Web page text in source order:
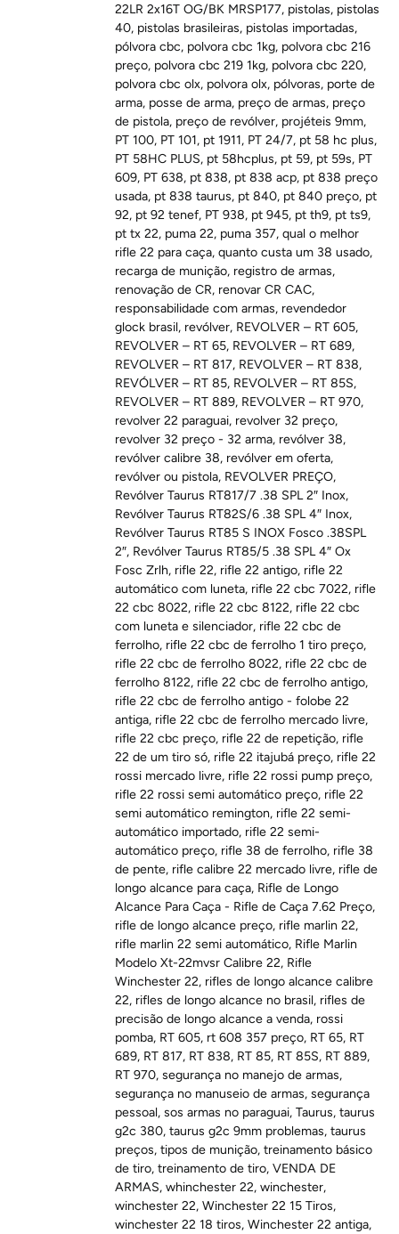
22LR 2x16T OG/BK MRSP177, pistolas, pistolas
40, pistolas brasileiras, pistolas importadas,
pólvora cbc, polvora cbc 1kg, polvora cbc 216
preço, polvora cbc 219 1kg, polvora cbc 220,
polvora cbc olx, polvora olx, pólvoras, porte de
arma, posse de arma, preço de armas, preço
de pistola, preço de revólver, projéteis 9mm,
PT 100, PT 101, pt 1911, PT 24/7, pt 58 hc plus,
PT 58HC PLUS, pt 58hcplus, pt 59, pt 59s, PT
609, PT 638, pt 838, pt 838 acp, pt 838 preço
usada, pt 838 taurus, pt 840, pt 840 preço, pt
92, pt 92 tenef, PT 938, pt 945, pt th9, pt ts9,
pt tx 22, puma 22, puma 357,qual o melhor
rifle 22 para caça,quanto custa um 38 usado,
recarga de munição, registro de armas,
renovação de CR, renovar CR CAC,
responsabilidade com armas, revendedor
glock brasil, revólver, REVOLVER – RT 605,
REVOLVER – RT 65, REVOLVER – RT 689,
REVOLVER – RT 817, REVOLVER – RT 838,
REVÓLVER – RT 85, REVOLVER – RT 85S,
REVOLVER – RT 889, REVOLVER – RT 970,
revolver 22 paraguai, revolver 32 preço,
revolver 32 preço - 32 arma, revólver 38,
revólver calibre 38, revólver em oferta,
revólver ou pistola, REVOLVER PREÇO,
Revólver Taurus RT817/7 .38 SPL 2″ Inox,
Revólver Taurus RT82S/6 .38 SPL 4″ Inox,
Revólver Taurus RT85 S INOX Fosco .38SPL
2″, Revólver Taurus RT85/5 .38 SPL 4″ Ox
Fosc Zrlh, rifle 22, rifle 22 antigo, rifle 22
automático com luneta, rifle 22 cbc 7022, rifle
22 cbc 8022, rifle 22 cbc 8122, rifle 22 cbc
com luneta e silenciador, rifle 22 cbc de
ferrolho, rifle 22 cbc de ferrolho 1 tiro preço,
rifle 22 cbc de ferrolho 8022, rifle 22 cbc de
ferrolho 8122, rifle 22 cbc de ferrolho antigo,
rifle 22 cbc de ferrolho antigo - folobe 22
antiga, rifle 22 cbc de ferrolho mercado livre,
rifle 22 cbc preço, rifle 22 de repetição, rifle
22 de um tiro só, rifle 22 itajubá preço, rifle 22
rossi mercado livre, rifle 22 rossi pump preço,
rifle 22 rossi semi automático preço, rifle 22
semi automático remington, rifle 22 semi-
automático importado, rifle 22 semi-
automático preço, rifle 38 de ferrolho, rifle 38
de pente, rifle calibre 22 mercado livre, rifle de
longo alcance para caça, Rifle de Longo
Alcance Para Caça - Rifle de Caça 7.62 Preço,
rifle de longo alcance preço, rifle marlin 22,
rifle marlin 22 semi automático, Rifle Marlin
Modelo Xt-22mvsr Calibre 22, Rifle
Winchester 22, rifles de longo alcance calibre
22, rifles de longo alcance no brasil, rifles de
precisão de longo alcance a venda, rossi
pomba, RT 605, rt 608 357 preço, RT 65, RT
689, RT 817, RT 838, RT 85, RT 85S, RT 889,
RT 970,segurança no manejo de armas,
segurança no manuseio de armas,segurança
pessoal,sos armas no paraguai,Taurus,taurus
g2c 380,taurus g2c 9mm problemas,taurus
preços,tipos de munição,treinamento básico
de tiro,treinamento de tiro,VENDA DE
ARMAS,whinchester 22,winchester,
winchester 22,Winchester 22 15 Tiros,
winchester 22 18 tiros,Winchester 22 antiga,